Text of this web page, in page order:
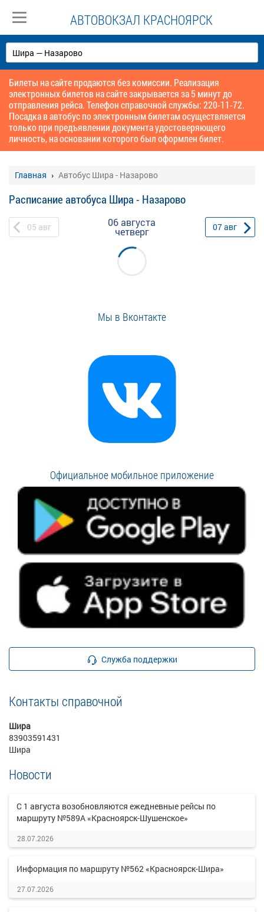
АВТОВОКЗАЛ КРАСНОЯРСК
Билеты на сайте продаются без комиссии. Реализация
электронных билетов на сайте закрывается за 5 минут до
отправления рейса. Телефон справочной службы: 220-11-72.
Посадка в автобус по электронным билетам осуществляется
только при предъявлении документа удостоверяющего
личность, на основании которого был оформлен билет.
Главная Автобус Шира - Назарово
Расписание автобуса Шира - Назарово
05 авг 06 августа
четверг 07авг
Мы в Вконтакте
Официальное мобильное приложение
Служба поддержки
Контакты справочной
Шира
83903591431
Шира
Новости
С 1 августа возобновляются ежедневные рейсы по
маршруту №589А «Красноярск-Шушенское»
28.07.2026
Информация по маршруту №562 «Красноярск-Шира»
27.07.2026